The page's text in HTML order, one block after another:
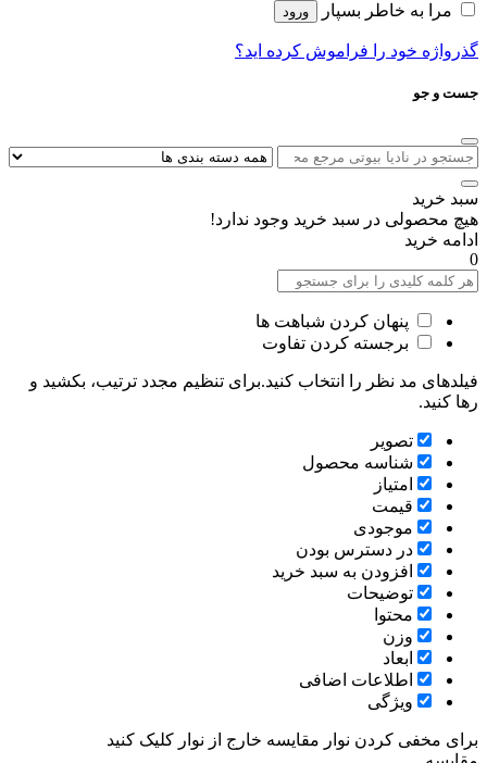
مرا به خاطر بسپار ورود
گذرواژه خود را فراموش کرده اید؟
جست و جو
سبد خرید
هیچ محصولی در سبد خرید وجود ندارد!
ادامه خرید
0
پنهان کردن شباهت ها
برجسته کردن تفاوت
فیلدهای مد نظر را انتخاب کنید.برای تنظیم مجدد ترتیب، بکشید و
رها کنید.
تصویر
شناسه محصول
امتیاز
قیمت
موجودی
در دسترس بودن
افزودن به سبد خرید
توضیحات
محتوا
وزن
ابعاد
اطلاعات اضافی
ویژگی
برای مخفی کردن نوار مقایسه خارج از نوار کلیک کنید